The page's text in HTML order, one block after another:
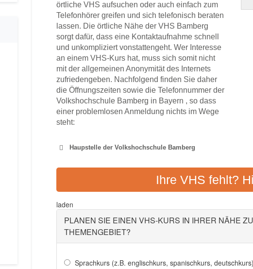
örtliche VHS aufsuchen oder auch einfach zum
Telefonhörer greifen und sich telefonisch beraten
lassen. Die örtliche Nähe der VHS Bamberg
sorgt dafür, dass eine Kontaktaufnahme schnell
und unkompliziert vonstattengeht. Wer Interesse
an einem VHS-Kurs hat, muss sich somit nicht
mit der allgemeinen Anonymität des Internets
zufriedengeben. Nachfolgend finden Sie daher
die Öffnungszeiten sowie die Telefonnummer der
Volkshochschule Bamberg in Bayern , so dass
einer problemlosen Anmeldung nichts im Wege
steht:
Haupstelle der Volkshochschule Bamberg
Ihre VHS fehlt?
laden
PLANEN SIE EINEN VHS-KURS IN IHRER NÄHE
THEMENGEBIET?
Sprachkurs (z.B. englischkurs, spanischkurs, deutschkurs)